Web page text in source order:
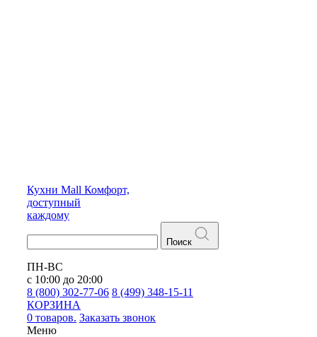
Кухни Mall Комфорт,
доступный
каждому
Поиск
ПН-ВС
с 10:00 до 20:00
8 (800) 302-77-06 8 (499) 348-15-11
КОРЗИНА
0 товаров. Заказать звонок
Меню